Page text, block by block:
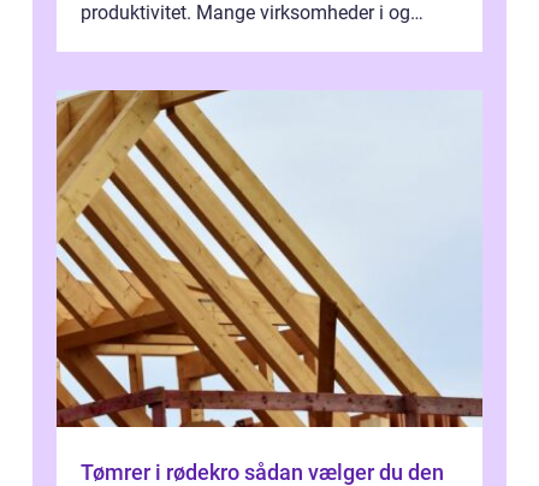
produktivitet. Mange virksomheder i og
Tømrer i rødekro sådan vælger du den